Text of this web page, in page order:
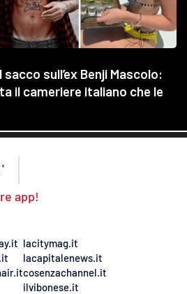
app!
lacitymag.it
lacapitalenews.it
cosenzachannel.it
ilvibonese.it